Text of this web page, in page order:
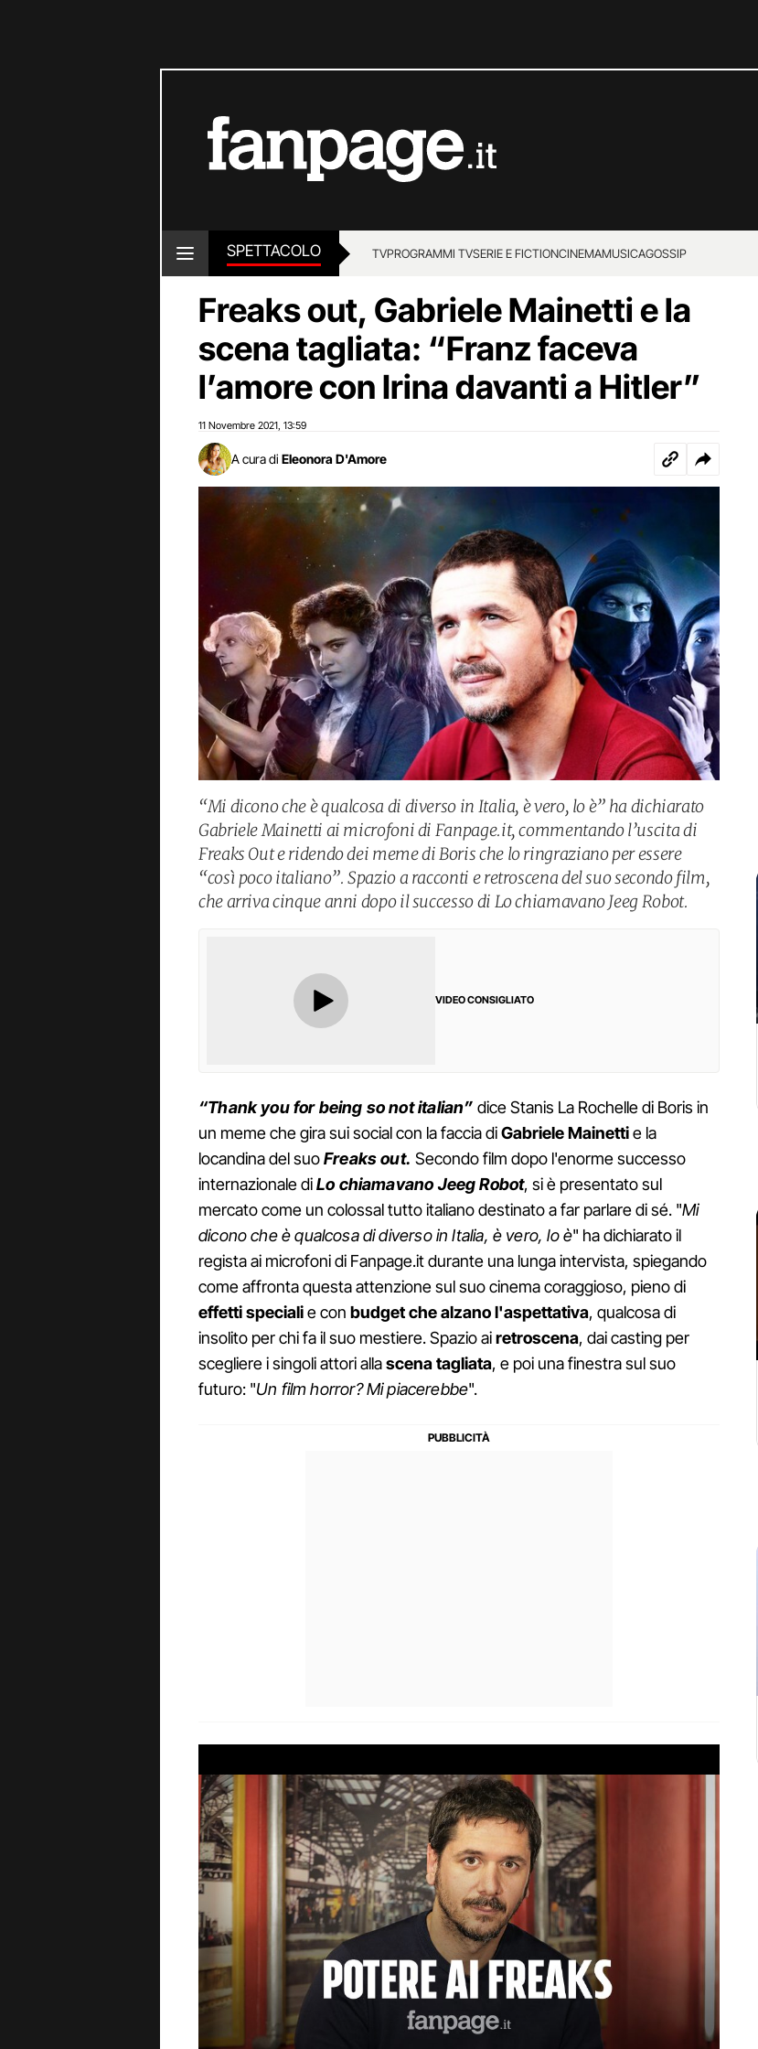
SPETTACOLO TVPROGRAMMI TVSERIE E FICTIONCINEMAMUSICAGOSSIP
Freaks out, Gabriele Mainetti e la
scena tagliata: “Franz faceva
l’amore con Irina davanti a Hitler”
11 Novembre 2021 13:59
A cura di Eleonora D'Amore
“Mi dicono che è qualcosa di diverso in Italia, è vero, lo è” ha dichiarato
Gabriele Mainetti ai microfoni di Fanpage.it, commentando l’uscita di
Freaks Out e ridendo dei meme di Boris che lo ringraziano per essere
“così poco italiano”. Spazio a racconti e retroscena del suo secondo film,
che arriva cinque anni dopo il successo di Lo chiamavano Jeeg Robot.
VIDEO CONSIGLIATO
“Thank you for being so not italian” dice Stanis La Rochelle di Boris in
un meme che gira sui social con la faccia diGabriele Mainettie la
locandina del suoFreaks out. Secondo film dopo l'enorme successo
internazionale diLo chiamavano Jeeg Robot, si è presentato sul
mercato come un colossal tutto italiano destinato a far parlare di sé. "Mi
dicono che è qualcosa di diverso in Italia, è vero, lo è" ha dichiarato il
regista ai microfoni di Fanpage.it durante una lunga intervista, spiegando
come affronta questa attenzione sul suo cinema coraggioso, pieno di
effetti specialie con budget che alzano l'aspettativa, qualcosa di
insolito per chi fa il suo mestiere. Spazio airetroscena, dai casting per
scegliere i singoli attori allascena tagliata, e poi una finestra sul suo
futuro: "Un film horror? Mi piacerebbe".